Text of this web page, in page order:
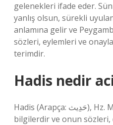
gelenekleri ifade eder.
yanlış olsun, sürekli
anlamına gelir ve
sözleri, eylemleri ve
terimdir.
Hadis nedir
Hadis (Arapça: حَدِيث), Hz. Muhammed’e atfedilen
bilgilerdir ve onun sözleri,